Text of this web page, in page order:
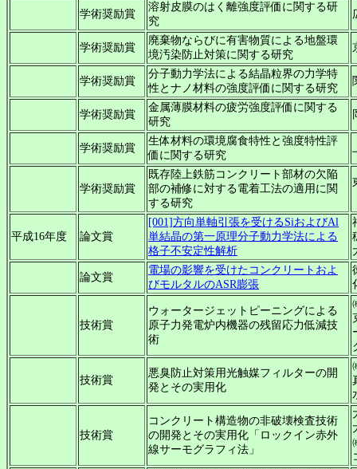
学術奨励賞
溶射皮膜のはく離強度評価に関する研
究
学術奨励賞
廃棄物ならびに有害物質による地盤環
境汚染防止対策に関する研究
学術奨励賞
分子動力学法による結晶粒界の力学特
性とナノ材料の強度評価に関する研究
学術奨励賞
金属薄膜材料の疲労強度評価に関する
研究
学術奨励賞
生体材料の環境腐食特性と強度特性評
価に関する研究
学術奨励賞
既存陸上鉄筋コンクリート部材の欠陥
部の補修に対する電着工法の適用に関
する研究
平成16年度 論文賞
[001]方向単軸引張を受けるSiおよびAl
単結晶の第一原理分子動力学法による
格子不安定性解析
論文賞
電場の影響を受けたコンクリートおよ
びモルタルのASR膨張
技術賞
ウォータージェットピーニングによる
原子力発電炉内機器の残留応力低減技
術
技術賞
悪臭防止対策用光触媒フィルターの開
発とその実用化
技術賞
コンクリート構造物の非破壊検査技術
の開発とその実用化「ロックイン赤外
線サーモグラフィ法」